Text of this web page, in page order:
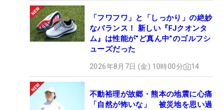
「フワフワ」と「しっかり」の絶妙
なバランス！ 新しい『FJクオンタ
ム』は性能が“ど真ん中”のゴルフシ
ューズだった
2026年8月7日 (金) 10時00分 14
不動裕理が故郷・熊本の地震に心痛
「自然が怖いな」 被災地を思い過